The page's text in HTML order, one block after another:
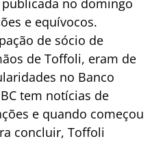
e equívocos.
de sócio de
de Toffoli, eram de
no Banco
tem notícias de
e quando começou
concluir, Toffoli